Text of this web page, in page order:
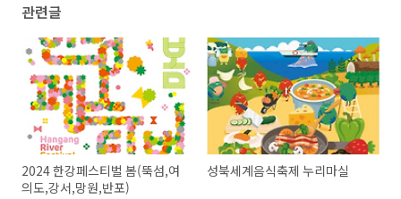
관련글
2024 한강페스티벌 봄(뚝섬,여
의도,강서,망원,반포)
성북세계음식축제 누리마실